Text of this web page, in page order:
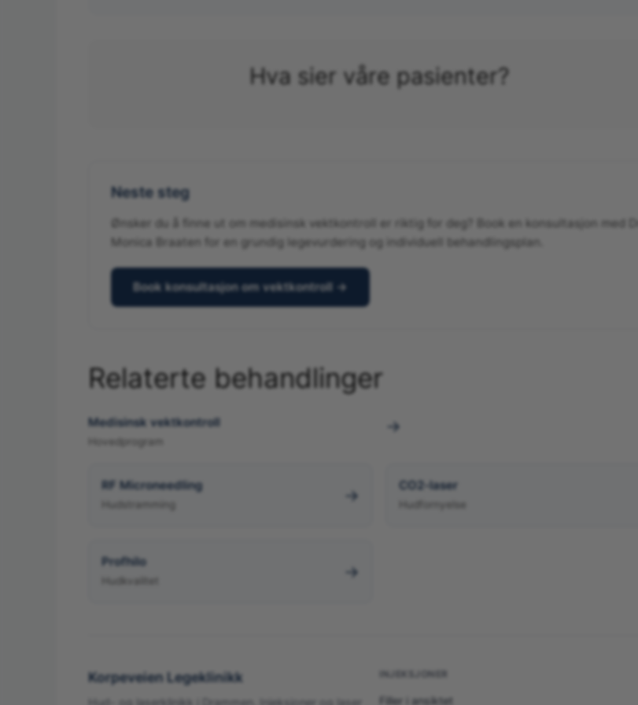
Hva sier våre pasienter?
Neste steg
Ønsker du å finne ut om medisinsk vektkontroll er riktig for deg? Book en konsultasjon med Dr.
Monica Braaten for en grundig legevurdering og individuell behandlingsplan.
Book konsultasjon om vektkontroll →
Relaterte behandlinger
Medisinsk vektkontroll
Hovedprogram
→
RF Microneedling
Hudstramming →
CO2-laser
Profhilo
→
Korpeveien Legeklinikk
Hud- og laserklinikk i Drammen. Injeksjoner og laser
INJEKSJONER
Filler i ansiktet